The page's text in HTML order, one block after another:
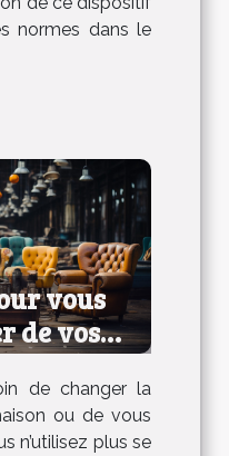
normes dans le
vous
de vos
de changer la
ou de vous
n’utilisez plus se